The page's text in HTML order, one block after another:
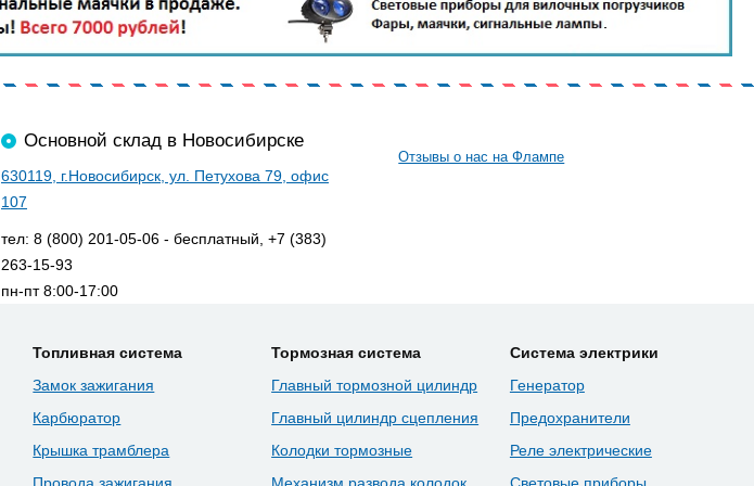
Основной склад в Новосибирске
630119, г.Новосибирск, ул. Петухова 79, офис
107
тел: 8 (800) 201-05-06 - бесплатный, +7 (383)
263-15-93
пн-пт 8:00-17:00
Отзывы о нас на Флампе
Топливная система
Замок зажигания
Карбюратор
Крышка трамблера
Тормозная система
Главный тормозной цилиндр
Главный цилиндр сцепления
Колодки тормозные
Система электрики
Генератор
Предохранители
Реле электрические